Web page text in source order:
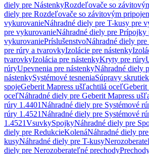
diely pre NástenkyRozdeľovače so
diely pre Rozdeľovače so závitovým
vykurovanieNáhradné diely pre T-kusy pre
pre vykurovanieNáhradné diely pre Prípojky
vykurovaniePríslušenstvoNáhradné diely pre
pre rúry a tvarovkyIzolácie pre nástenky
tvarovkyIzolácia pre nástenkyKryty pre rúry
rúryUpevnenia pre nástenkyNáhradné diely
nástenkySystémové tesneniaSúpravy
spojeGeberit Mapress ušľachtilá oceľGeberit
oceľNáhradné diely pre Geberit Mapress
rúry 1.4401Náhradné diely pre Systémové
rúry 1.4521Náhradné diely pre Systémové
1.4521VsuvkySpojkyNáhradné diely pre
diely pre RedukcieKolenáNáhradné diely
kusyNáhradné diely pre T-kusy
diely pre Nerozoberateľné prechody